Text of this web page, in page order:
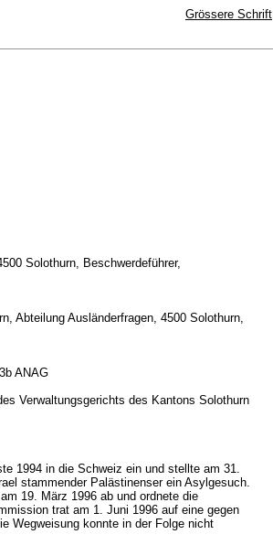
Grössere Schrift
Solothurn, Beschwerdeführer,
Abteilung Ausländerfragen, 4500 Solothurn,
ANAG
Verwaltungsgerichts des Kantons Solothurn
1994 in die Schweiz ein und stellte am 31.
stammender Palästinenser ein Asylgesuch.
19. März 1996 ab und ordnete die
trat am 1. Juni 1996 auf eine gegen
Wegweisung konnte in der Folge nicht